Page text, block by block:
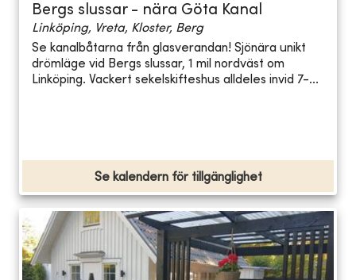
Bergs slussar - nära Göta Kanal
Linköping, Vreta, Kloster, Berg
Se kanalbåtarna från glasverandan! Sjönära unikt
drömläge vid Bergs slussar, 1 mil nordväst om
Linköping. Vackert sekelskifteshus alldeles invid 7-...
Se kalendern för tillgänglighet